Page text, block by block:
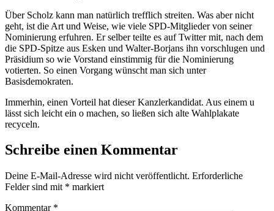
Über Scholz kann man natürlich trefflich streiten. Was aber nicht
geht, ist die Art und Weise, wie viele SPD-Mitglieder von seiner
Nominierung erfuhren. Er selber teilte es auf Twitter mit, nach dem
die SPD-Spitze aus Esken und Walter-Borjans ihn vorschlugen und
Präsidium so wie Vorstand einstimmig für die Nominierung
votierten. So einen Vorgang wünscht man sich unter
Basisdemokraten.
Immerhin, einen Vorteil hat dieser Kanzlerkandidat. Aus einem u
lässt sich leicht ein o machen, so ließen sich alte Wahlplakate
recyceln.
Schreibe einen Kommentar
Deine E-Mail-Adresse wird nicht veröffentlicht. Erforderliche
Felder sind mit * markiert
Kommentar *